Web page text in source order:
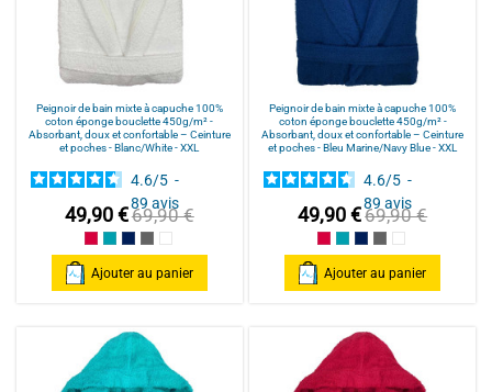
Peignoir de bain mixte à capuche 100%
coton éponge bouclette 450g/m² -
Absorbant, doux et confortable – Ceinture
et poches - Blanc/White - XXL
4.6/5 -
89 avis
49,90 €69,90 €
Framboise/Fuschia
Bleu Canard
Bleu Marine/Navy Blue
Gris/Grey
Blanc/White
Ajouter au panier
Peignoir de bain mixte à capuche 100%
coton éponge bouclette 450g/m² -
Absorbant, doux et confortable – Ceinture
et poches - Bleu Marine/Navy Blue - XXL
4.6/5 -
89avis
49,90 €69,90 €
Framboise/Fuschia
Bleu Canard
Bleu Marine/Navy
Gris/Grey
Blanc/White
Ajouter au panier